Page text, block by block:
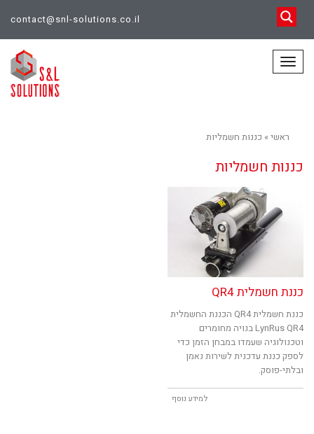
contact@snl-solutions.co.il
תפריט
ראשי» כננות חשמליות
כננות חשמליות
כננת חשמלית QR4
כננת חשמלית QR4 הכננת החשמלית
LynRus QR4 בנויה מחומרים
וטכנולוגיה שעמדו במבחן הזמן כדי
לספק כננת עדכנית לשירות נאמן
ובלתי-פוסק.
למידע נוסף